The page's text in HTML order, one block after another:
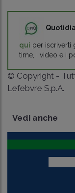
qui per iscriverti
time, i video e i
© Copyright -
Lefebvre S.p.A.
Vedi anche